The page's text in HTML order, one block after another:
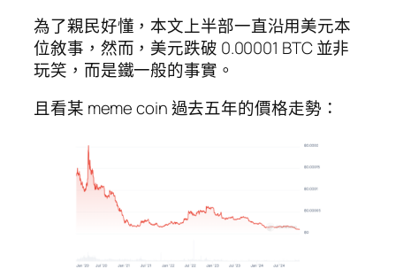
為了親民好懂，本文上半部一直沿用美元本
位敘事，然而，美元跌破 0.00001 BTC 並非
玩笑，而是鐵一般的事實。
且看某 meme coin 過去五年的價格走勢：